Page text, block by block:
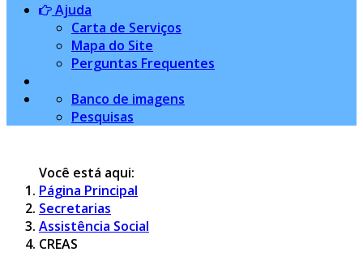
Ajuda
Carta de Serviços
Mapa do Site
Perguntas Frequentes
Banco de imagens
Pesquisas
Você está aqui:
Página Principal
Secretarias
Assistência Social
CREAS